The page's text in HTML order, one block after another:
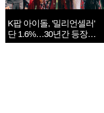
K팝 아이돌, '밀리언셀러'
단 1.6%…30년간 등장
1182개팀 전수조사